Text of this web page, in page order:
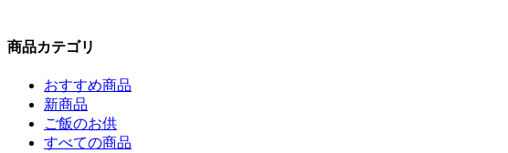
商品カテゴリ
おすすめ商品
新商品
ご飯のお供
すべての商品